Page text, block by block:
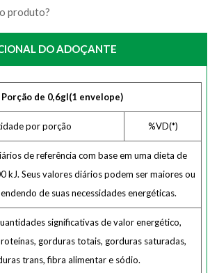
produto?
DO ADOÇANTE
Porção de 0,6gl(1 envelope)
por porção %VD(*)
de referência com base em uma dieta de
kJ. Seus valores diários podem ser maiores ou
de suas necessidades energéticas.
significativas de valor energético,
gorduras totais, gorduras saturadas,
trans, fibra alimentar e sódio.